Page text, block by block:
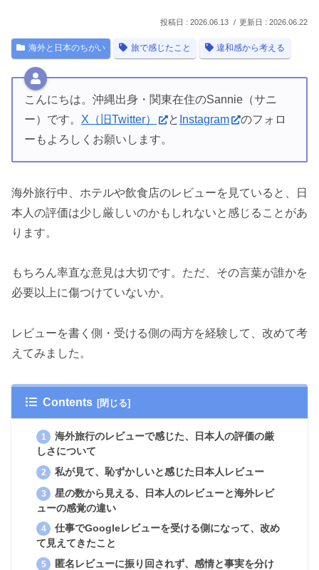
2026.06.13 2026.06.22
海外と日本のちがい 旅で感じたこと 違和感から考える
こんにちは。沖縄出身・関東在住のSannie（サニ
ー）です。 X（旧Twitter） と Instagram
のフォロ
ーもよろしくお願いします。
海外旅行中、ホテルや飲食店のレビューを見ていると、日
本人の評価は少し厳しいのかもしれないと感じることがあ
ります。
もちろん率直な意見は大切です。ただ、その言葉が誰かを
必要以上に傷つけていないか。
レビューを書く側・受ける側の両方を経験して、改めて考
えてみました。
Contents
海外旅行のレビューで感じた、日本人の評価の厳
しさについて
私が見て、恥ずかしいと感じた日本人レビュー
星の数から見える、日本人のレビューと海外レビ
ューの感覚の違い
仕事でGoogleレビューを受ける側になって、改め
て見えてきたこと
匿名レビューに振り回されず、感情と事実を分け